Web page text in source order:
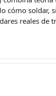
cómo soldar,
reales de